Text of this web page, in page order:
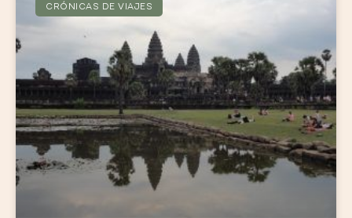
CRÓNICAS DE VIAJES